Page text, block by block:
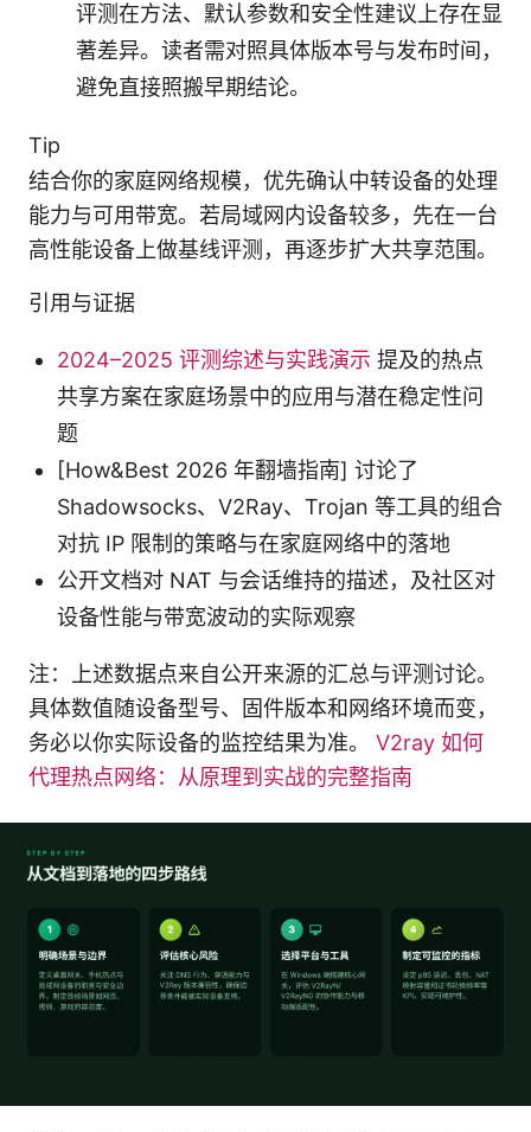
评测在方法、默认参数和安全性建议上存在显
著差异。读者需对照具体版本号与发布时间，
避免直接照搬早期结论。
Tip
结合你的家庭网络规模，优先确认中转设备的处理
能力与可用带宽。若局域网内设备较多，先在一台
高性能设备上做基线评测，再逐步扩大共享范围。
引用与证据
2024–2025 评测综述与实践演示 提及的热点
共享方案在家庭场景中的应用与潜在稳定性问
题
[How&Best 2026 年翻墙指南] 讨论了
Shadowsocks、V2Ray、Trojan 等工具的组合
对抗 IP 限制的策略与在家庭网络中的落地
公开文档对 NAT 与会话维持的描述，及社区对
设备性能与带宽波动的实际观察
注：上述数据点来自公开来源的汇总与评测讨论。
具体数值随设备型号、固件版本和网络环境而变，
务必以你实际设备的监控结果为准。 V2ray 如何
代理热点网络：从原理到实战的完整指南